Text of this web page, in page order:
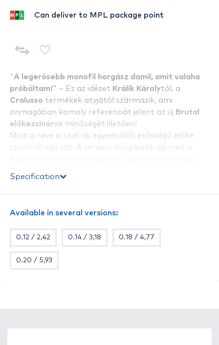
"A legerősebb monofil horgász damil, amit valaha
próbáltam!" – Ez az idézet Králik Károlytól, a
Cralusso termékek atyjától származik, ami
önmagában komoly referenciát jelent az új Brutal
előkezsinórok minőségét illetően!
Mint a neve is utal rá, egyedülálló erősségű előke
zsinórról van szó. A verseny horgászok igényeit is
a vízben a halak számára
damilokhoz hasonlóan, az átlagosnál
Feeder horgászathoz különösen ajánlott!
Specification
Available in several versions:
0.12 / 2,42 0.14 / 3,18 0.18 / 4,77
0.20 / 5,93
Can deliver to MPL package point